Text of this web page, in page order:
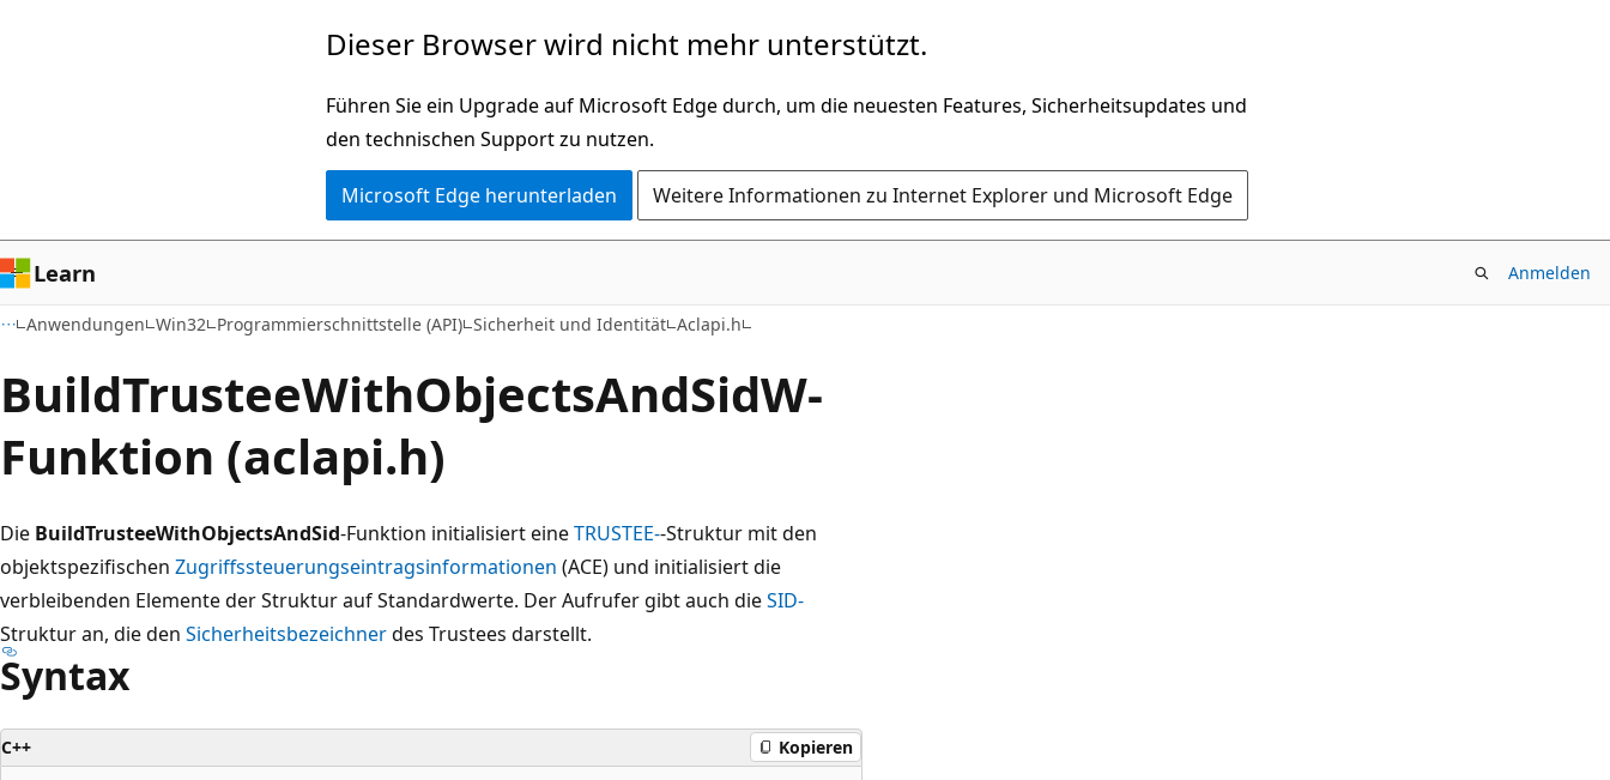
Dieser Browser wird nicht mehr unterstützt.
Führen Sie ein Upgrade auf Microsoft Edge durch, um die neuesten Features, Sicherheitsupdates und
den technischen Support zu nutzen.
Microsoft Edge herunterladen Weitere Informationen zu Internet Explorer und Microsoft Edge
Learn Anmelden
Anwendungen Win32 Programmierschnittstelle (API) Sicherheit und Identität Aclapi.h
BuildTrusteeWithObjectsAndSidW-
Funktion (aclapi.h)
Die BuildTrusteeWithObjectsAndSid-Funktion initialisiert eineTRUSTEE--Struktur mit den
objektspezifischen Zugriffssteuerungseintragsinformationen (ACE) und initialisiert die
verbleibenden Elemente der Struktur auf Standardwerte. Der Aufrufer gibt auch dieSID-
Struktur an, die den Sicherheitsbezeichnerdes Trustees darstellt.
Syntax
C++ Kopieren